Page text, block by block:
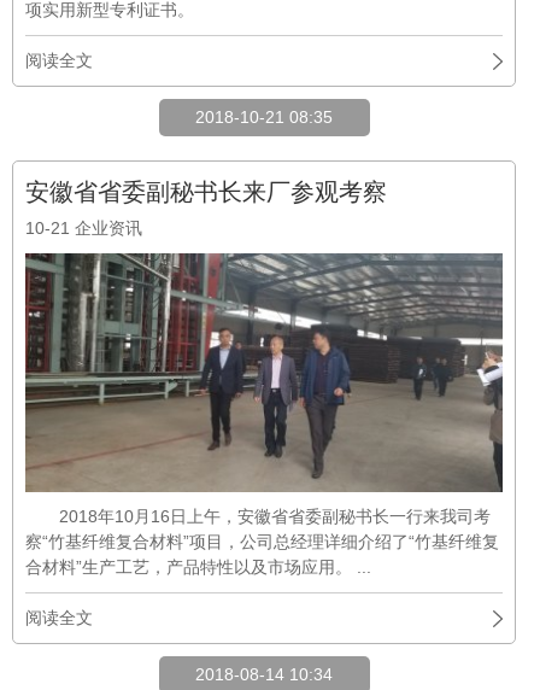
项实用新型专利证书。
阅读全文
2018-10-21 08:35
安徽省省委副秘书长来厂参观考察
10-21 企业资讯
2018年10月16日上午，安徽省省委副秘书长一行来我司考
察“竹基纤维复合材料”项目，公司总经理详细介绍了“竹基纤维复
合材料”生产工艺，产品特性以及市场应用。 ...
阅读全文
2018-08-14 10:34